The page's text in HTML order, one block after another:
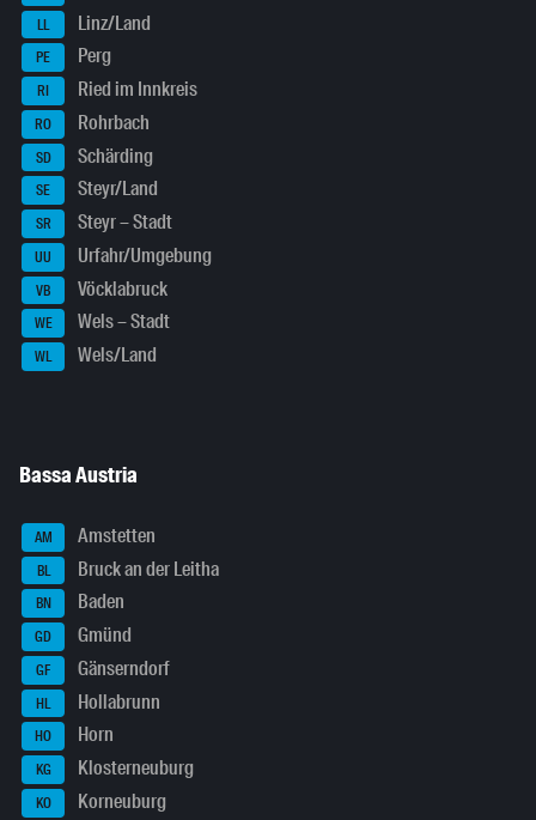
LL Linz/Land
PE Perg
RI Ried im Innkreis
RO Rohrbach
SD Schärding
SE Steyr/Land
SR Steyr – Stadt
UU Urfahr/Umgebung
VB Vöcklabruck
WE Wels – Stadt
WL Wels/Land
Bassa Austria
AM Amstetten
BL Bruck an der Leitha
BN Baden
GD Gmünd
GF Gänserndorf
HL Hollabrunn
HO Horn
KG Klosterneuburg
KO Korneuburg